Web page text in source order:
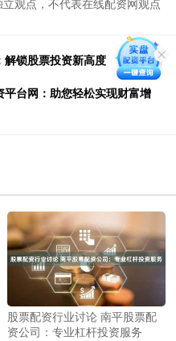
观点，不代表在线配资网观点
解锁股票投资新高度
台网：助您轻松实现财富增
股票配资行业讨论 南平股票配
资公司：专业杠杆投资服务